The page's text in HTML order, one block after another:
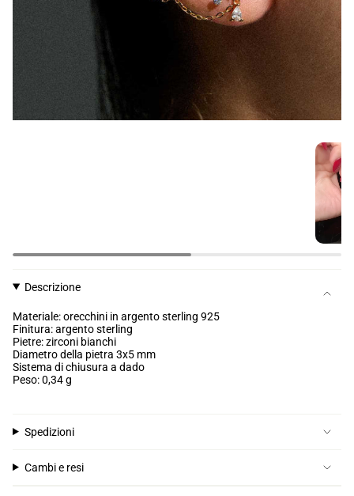
Descrizione
Materiale: orecchini in argento sterling 925
Finitura: argento sterling
Pietre: zirconi bianchi
Diametro della pietra 3x5 mm
Sistema di chiusura a dado
Peso: 0,34 g
Spedizioni
Cambi e resi